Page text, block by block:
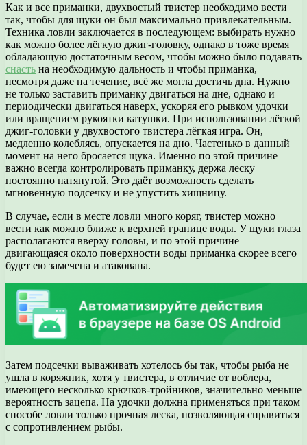
Как и все приманки, двухвостый твистер необходимо вести
так, чтобы для щуки он был максимально привлекательным.
Техника ловли заключается в последующем: выбирать нужно
как можно более лёгкую джиг-головку, однако в тоже время
обладающую достаточным весом, чтобы можно было подавать
снасть на необходимую дальность и чтобы приманка,
несмотря даже на течение, всё же могла достичь дна. Нужно
не только заставить приманку двигаться на дне, однако и
периодически двигаться наверх, ускоряя его рывком удочки
или вращением рукоятки катушки. При использовании лёгкой
джиг-головки у двухвостого твистера лёгкая игра. Он,
медленно колеблясь, опускается на дно. Частенько в данный
момент на него бросается щука. Именно по этой причине
важно всегда контролировать приманку, держа леску
постоянно натянутой. Это даёт возможность сделать
мгновенную подсечку и не упустить хищницу.
В случае, если в месте ловли много коряг, твистер можно
вести как можно ближе к верхней границе воды. У щуки глаза
располагаются вверху головы, и по этой причине
двигающаяся около поверхности воды приманка скорее всего
будет ею замечена и атакована.
Затем подсечки вываживать хотелось бы так, чтобы рыба не
ушла в коряжник, хотя у твистера, в отличие от воблера,
имеющего несколько крючков-тройников, значительно меньше
вероятность зацепа. На удочки должна применяться при таком
способе ловли только прочная леска, позволяющая справиться
с сопротивлением рыбы.